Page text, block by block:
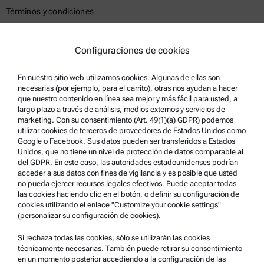
Términos y condiciones
Política de privacidad
Condiciones de uso
Marcas comerciales
Sistema de denuncia de irregularidades
Asistencia para el producto
Anton Paar Certified Service
Declaración de seguridad
Centros técnicos Anton Paar
Comuníquese con nosotros
Configuraciones de cookies
En nuestro sitio web utilizamos cookies. Algunas de ellas son
necesarias (por ejemplo, para el carrito), otras nos ayudan a hacer
que nuestro contenido en línea sea mejor y más fácil para usted, a
largo plazo a través de análisis, medios externos y servicios de
marketing. Con su consentimiento (Art. 49(1)(a) GDPR) podemos
utilizar cookies de terceros de proveedores de Estados Unidos como
Google o Facebook. Sus datos pueden ser transferidos a Estados
Unidos, que no tiene un nivel de protección de datos comparable al
del GDPR. En este caso, las autoridades estadounidenses podrían
acceder a sus datos con fines de vigilancia y es posible que usted
no pueda ejercer recursos legales efectivos. Puede aceptar todas
las cookies haciendo clic en el botón, o definir su configuración de
cookies utilizando el enlace "Customize your cookie settings"
(personalizar su configuración de cookies).
Si rechaza todas las cookies, sólo se utilizarán las cookies
técnicamente necesarias. También puede retirar su consentimiento
en un momento posterior accediendo a la configuración de las